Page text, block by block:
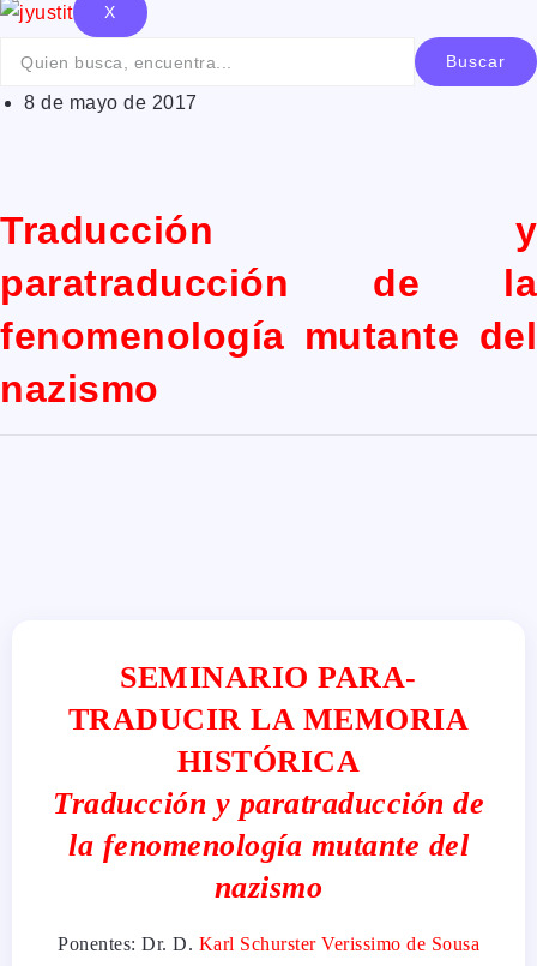
X
Buscar
8 de mayo de 2017
Traducción y
paratraducción de la
fenomenología mutante del
nazismo
SEMINARIOPARA-
TRADUCIR LA MEMORIA
HISTÓRICA
Traducción y paratraducción de
la fenomenología mutante del
nazismo
Ponentes: Dr. D. Karl Schurster Verissimo de Sousa